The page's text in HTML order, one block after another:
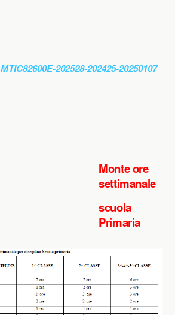
MTIC82600E-202528-202425-20250107
Monte ore
settimanale
scuola
Primaria